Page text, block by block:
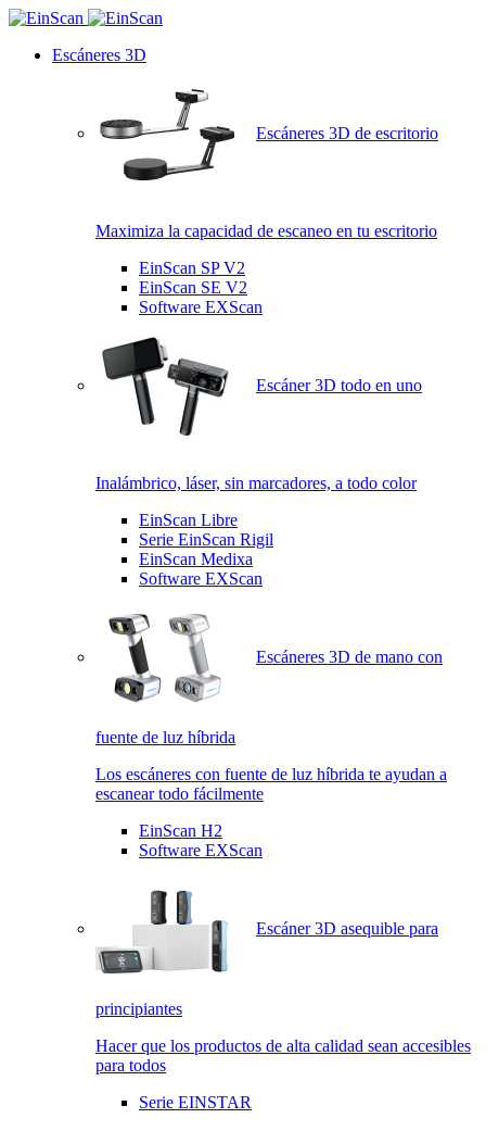
Escáneres 3D
Escáneres 3D de escritorio
Maximiza la capacidad de escaneo en tu escritorio
EinScan SP V2
EinScan SE V2
Software EXScan
Escáner 3D todo en uno
Inalámbrico, láser, sin marcadores, a todo color
EinScan Libre
Serie EinScan Rigil
EinScan Medixa
Software EXScan
Escáneres 3D de mano con
fuente de luz híbrida
Los escáneres con fuente de luz híbrida te ayudan a
escanear todo fácilmente
EinScan H2
Software EXScan
Escáner 3D asequible para
principiantes
Hacer que los productos de alta calidad sean accesibles
para todos
Serie EINSTAR